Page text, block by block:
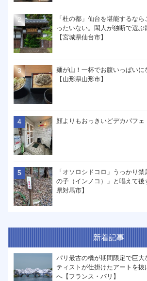
「杜の都」仙台を堪能するな
ったいない。閑人が独断で選ぶ
【宮城県仙台市】
麺が山！一杯でお腹いっぱいに
【山形県山形市】
顔よりもおっきいどデカパフェ
「オソロシドコロ」うっかり
の子（インノコ）」と唱えて後
県対馬市】
新着記事
パリ最古の橋が期間限定で巨大
ティストが仕掛けたアートを抜
へ【フランス・パリ】